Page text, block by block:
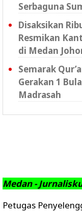
Serbaguna
Disaksikan
Resmikan
di Medan
Semarak
Gerakan 1
Madrasah
Medan -
Petugas